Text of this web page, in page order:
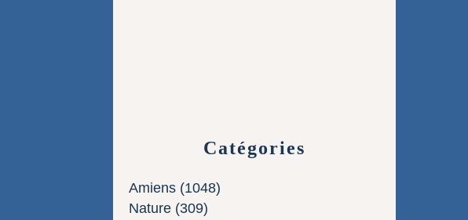
Catégories
Amiens (1048)
Nature (309)